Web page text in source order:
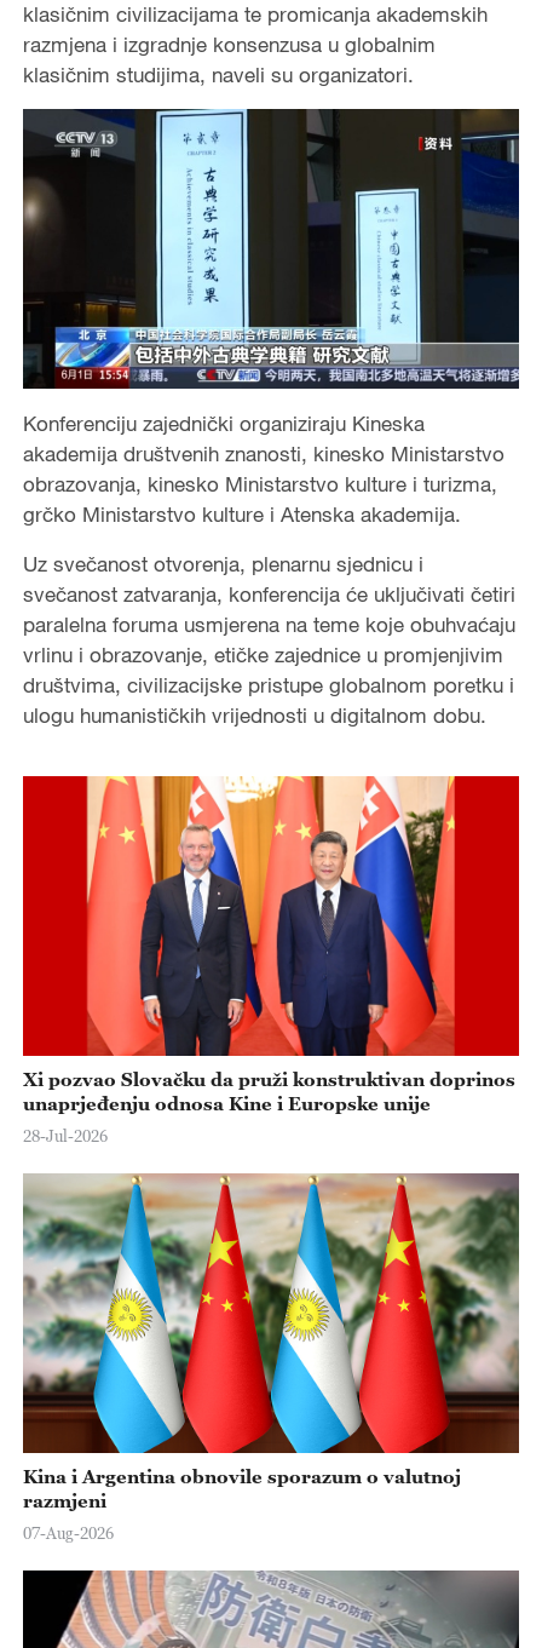
klasičnim civilizacijama te promicanja akademskih
razmjena i izgradnje konsenzusa u globalnim
klasičnim studijima, naveli su organizatori.
Konferenciju zajednički organiziraju Kineska
akademija društvenih znanosti, kinesko Ministarstvo
obrazovanja, kinesko Ministarstvo kulture i turizma,
grčko Ministarstvo kulture i Atenska akademija.
Uz svečanost otvorenja, plenarnu sjednicu i
svečanost zatvaranja, konferencija će uključivati četiri
paralelna foruma usmjerena na teme koje obuhvaćaju
vrlinu i obrazovanje, etičke zajednice u promjenjivim
društvima, civilizacijske pristupe globalnom poretku i
ulogu humanističkih vrijednosti u digitalnom dobu.
Xi pozvao Slovačku da pruži konstruktivan doprinos
unaprjeđenju odnosa Kine i Europske unije
28-Jul-2026
Kina i Argentina obnovile sporazum o valutnoj
razmjeni
07-Aug-2026